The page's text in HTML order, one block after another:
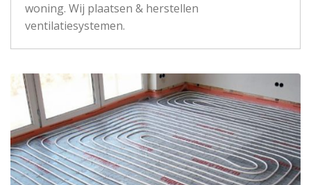
woning. Wij plaatsen & herstellen
ventilatiesystemen.